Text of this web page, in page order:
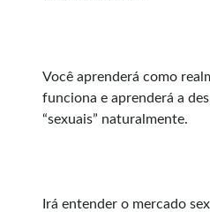
Você aprenderá como
funciona e aprenderá a
“sexuais” naturalmente.
Irá entender o mercado